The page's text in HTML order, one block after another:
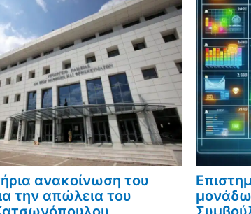
ανακοίνωση του
την απώλεια του